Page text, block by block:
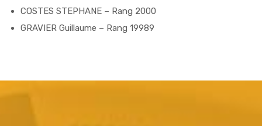
COSTES STEPHANE – Rang 2000
GRAVIER Guillaume – Rang 19989